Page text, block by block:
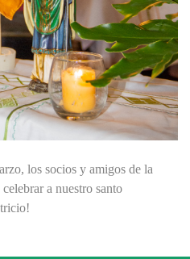
los socios y amigos de la
a nuestro santo